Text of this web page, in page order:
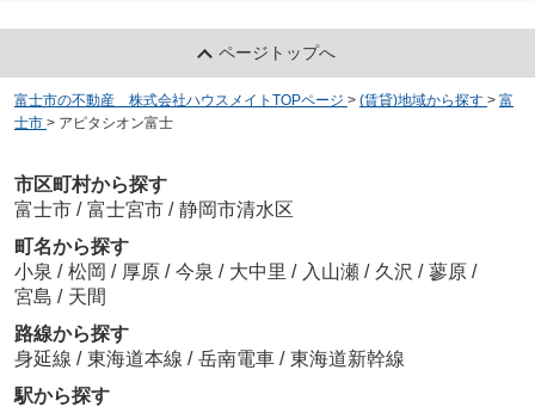
ページトップへ
富士市の不動産 株式会社ハウスメイトTOPページ > (賃貸)地域から探す > 富
士市 > アピタシオン富士
市区町村から探す
富士市 / 富士宮市 / 静岡市清水区
町名から探す
小泉 / 松岡 / 厚原 / 今泉 / 大中里 / 入山瀬 / 久沢 / 蓼原 /
宮島 / 天間
路線から探す
身延線 / 東海道本線 / 岳南電車 / 東海道新幹線
駅から探す